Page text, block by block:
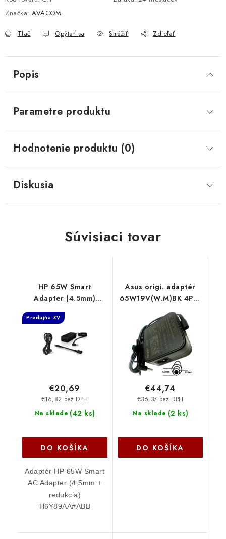
Moja objednávka
Značka: AVACOM
Tlač Opýtať sa Strážiť Zdieľať
Popis
Parametre produktu
Hodnotenie produktu (0)
Diskusia
Súvisiaci tovar
HP 65W Smart
Adapter (4.5mm)
H6Y89AA-ABB
Predajňa ZV
Na sklade (42 ks)
€16,82 bez DPH
€20,69
DO KOŠÍKA
Adaptér HP 65W Smart
AC Adapter (4,5mm +
redukcia)
H6Y89AA#ABB
Asus origi. adaptér
65W19V(W.M)BK 4PHI
s EU plugem (B0A001-
00046500_EU)
Na sklade (2 ks)
€36,37 bez DPH
€44,74
DO KOŠÍKA